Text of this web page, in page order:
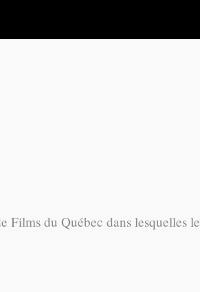
Films du Québec dans lesquelles le